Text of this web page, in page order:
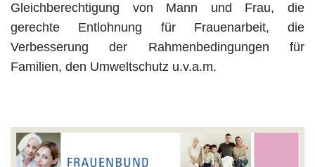
Gleichberechtigung von Mann und Frau, die
gerechte Entlohnung für Frauenarbeit, die
Verbesserung der Rahmenbedingungen für
Familien, den Umweltschutz u.v.a.m.